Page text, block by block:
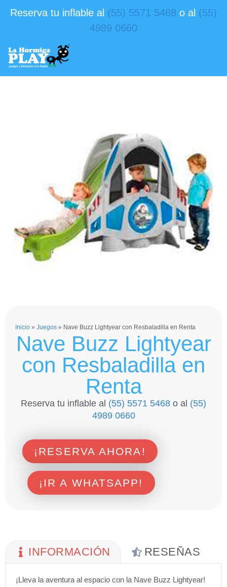
Reserva tu inflable al (55) 5571 5468 o al (55)
4989 0660
Inicio » Juegos » Nave Buzz Lightyear con Resbaladilla en Renta
Nave Buzz Lightyear
con Resbaladilla en
Renta
Reserva tu inflable al (55) 5571 5468 o al (55)
4989 0660
¡RESERVA AHORA!
¡IR A WHATSAPP!
INFORMACIÓN RESEÑAS
¡Lleva la aventura al espacio con la Nave Buzz Lightyear!